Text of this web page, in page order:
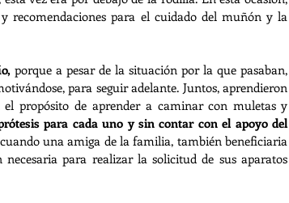
recomendaciones para el cuidado del muñón y la
porque a pesar de la situación por la que pasaban,
para seguir adelante. Juntos, aprendieron
propósito de aprender a caminar con muletas y
para cada uno y sin contar con el apoyo del
cuando una amiga de la familia, también beneficiaria
para realizar la solicitud de sus aparatos